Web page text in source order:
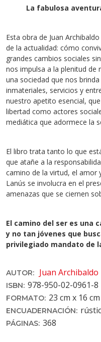
La fabulosa
Esta obra de Juan
de la actualidad: cómo
grandes cambios sociales
nos impulsa a la plenitud de
una sociedad que nos
inmateriales, servicios y
nuestro apetito esencial,
libertad como actores
mediática que adormece la
El libro trata tanto lo que
que atañe a la
camino de la virtud, el amor
Lanús se involucra en el
amenazas que se ciernen
El camino del ser es una
y no tan jóvenes que
privilegiado mandato de
AUTOR: Juan Archibaldo
ISBN: 978-950-02-0961-8
FORMATO: 23 cm x 16 cm
ENCUADERNACIÓN:
PÁGINAS: 368